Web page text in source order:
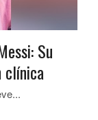
Su
clínica